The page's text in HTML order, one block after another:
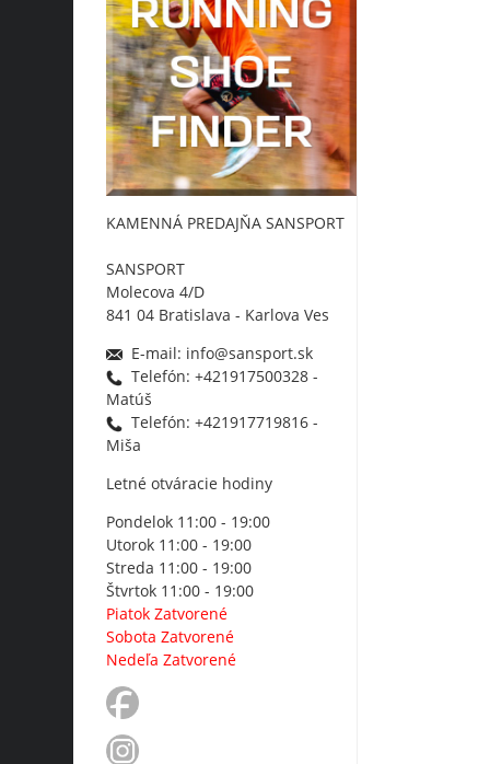
KAMENNÁ PREDAJŇA SANSPORT
SANSPORT
Molecova 4/D
841 04 Bratislava - Karlova Ves
E-mail: info@sansport.sk
Telefón: +421917500328 -
Matúš
Telefón: +421917719816 -
Miša
Letné otváracie hodiny
Pondelok 11:00 - 19:00
Utorok 11:00 - 19:00
Streda 11:00 - 19:00
Štvrtok 11:00 - 19:00
Piatok Zatvorené
Sobota Zatvorené
Nedeľa Zatvorené